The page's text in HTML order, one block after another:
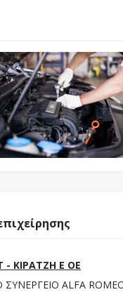
ΚΙΡΑΤΖΗ Ε ΟΕ
ALFA